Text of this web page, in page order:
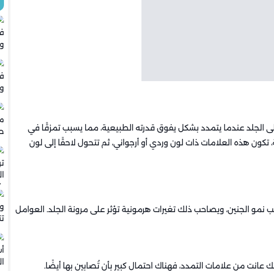
عندما يتمدد بشكل يفوق قدرته الطبيعية، مما يسبب تمزقًا في
تكون هذه العلامات ذات لون وردي أو أرجواني، ثم تتحول لاحقًا إلى لون
نمو الجنين، ويصاحب ذلك تغيرات هرمونية تؤثر على مرونة الجلد. العوامل
عانت من علامات التمدد، فهناك احتمال كبير بأن تُصابين بها أيضًا.